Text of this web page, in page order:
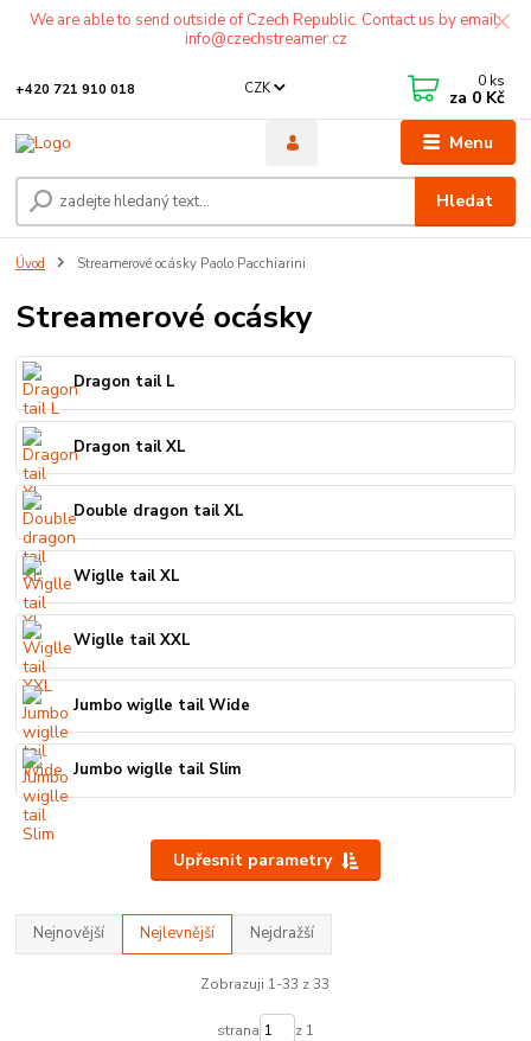
We are able to send outside of Czech Republic. Contact us by email:
info@czechstreamer.cz
Menu
CZK
Hledat
+420 721 910 018 0 ks
za 0 Kč
Úvod Streamerové ocásky Paolo Pacchiarini
Streamerové ocásky
Dragon tail L
Dragon tail XL
Double dragon tail XL
Wiglle tail XL
Wiglle tail XXL
Jumbo wiglle tail Wide
Jumbo wiglle tail Slim
Upřesnit parametry
Nejnovější Nejlevnější Nejdražší
Zobrazuji 1-33 z 33
strana z 1